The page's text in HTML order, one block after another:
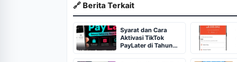
🔗 Berita Terkait
Syarat dan Cara
Aktivasi TikTok
PayLater di Tahun
2026